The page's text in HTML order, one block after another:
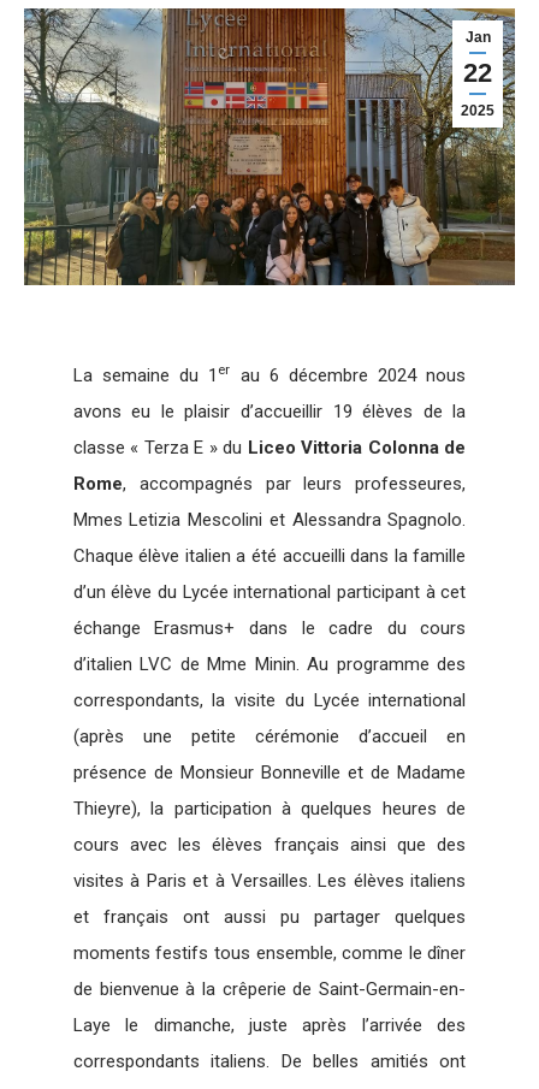
Jan
22
2025
La semaine du 1 er
au 6 décembre 2024 nous
avons eu le plaisir d’accueillir 19 élèves de la
classe « Terza E » du Liceo Vittoria Colonna de
Rome, accompagnés par leurs professeures,
Mmes Letizia Mescolini et Alessandra Spagnolo.
Chaque élève italien a été accueilli dans la famille
d’un élève du Lycée international participant à cet
échange Erasmus+ dans le cadre du cours
d’italien LVC de Mme Minin. Au programme des
correspondants, la visite du Lycée international
(après une petite cérémonie d’accueil en
présence de Monsieur Bonneville et de Madame
Thieyre), la participation à quelques heures de
cours avec les élèves français ainsi que des
visites à Paris et à Versailles. Les élèves italiens
et français ont aussi pu partager quelques
moments festifs tous ensemble, comme le dîner
de bienvenue à la crêperie de Saint-Germain-en-
Laye le dimanche, juste après l’arrivée des
correspondants italiens. De belles amitiés ont